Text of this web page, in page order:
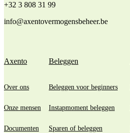
+32 3 808 31 99
info@axentovermogensbeheer.be
Axento
Over ons
Onze mensen
Documenten
Beleggen
Beleggen voor beginners
Instapmoment beleggen
Sparen of beleggen